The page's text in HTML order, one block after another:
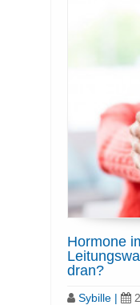
Hormone
dran?
Sybille |